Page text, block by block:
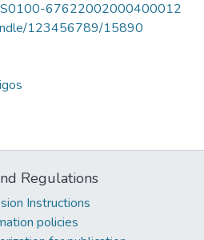
S0100-67622002000400012
123456789/15890
Regulations
Instructions
policies